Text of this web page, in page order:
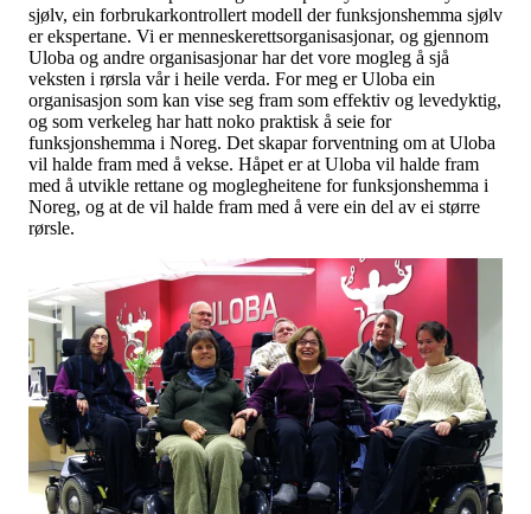
sjølv, ein forbrukarkontrollert modell der funksjonshemma sjølv
er ekspertane. Vi er menneskerettsorganisasjonar, og gjennom
Uloba og andre organisasjonar har det vore mogleg å sjå
veksten i rørsla vår i heile verda. For meg er Uloba ein
organisasjon som kan vise seg fram som effektiv og levedyktig,
og som verkeleg har hatt noko praktisk å seie for
funksjonshemma i Noreg. Det skapar forventning om at Uloba
vil halde fram med å vekse. Håpet er at Uloba vil halde fram
med å utvikle rettane og moglegheitene for funksjonshemma i
Noreg, og at de vil halde fram med å vere ein del av ei større
rørsle.